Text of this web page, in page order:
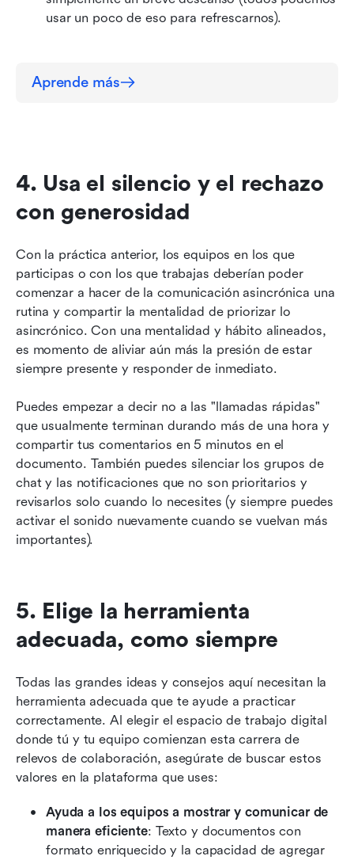
usar un poco de eso para refrescarnos).
Aprende más
4. Usa el silencio y el rechazo
con generosidad
Con la práctica anterior, los equipos en los que
participas o con los que trabajas deberían poder
comenzar a hacer de la comunicación asincrónica una
rutina y compartir la mentalidad de priorizar lo
asincrónico. Con una mentalidad y hábito alineados,
es momento de aliviar aún más la presión de estar
siempre presente y responder de inmediato.
Puedes empezar a decir no a las "llamadas rápidas"
que usualmente terminan durando más de una hora y
compartir tus comentarios en 5 minutos en el
documento. También puedes silenciar los grupos de
chat y las notificaciones que no son prioritarios y
revisarlos solo cuando lo necesites (y siempre puedes
activar el sonido nuevamente cuando se vuelvan más
importantes).
5. Elige la herramienta
adecuada, como siempre
Todas las grandes ideas y consejos aquí necesitan la
herramienta adecuada que te ayude a practicar
correctamente. Al elegir el espacio de trabajo digital
donde tú y tu equipo comienzan esta carrera de
relevos de colaboración, asegúrate de buscar estos
valores en la plataforma que uses:
Ayuda a los equipos a mostrar y comunicar de
manera eficiente: Texto y documentos con
formato enriquecido y la capacidad de agregar